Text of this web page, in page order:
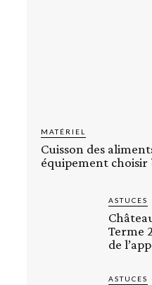
MATÉRIEL
Cuisson des
équipement choisir
ASTUCES
Terme
de
ASTUCES